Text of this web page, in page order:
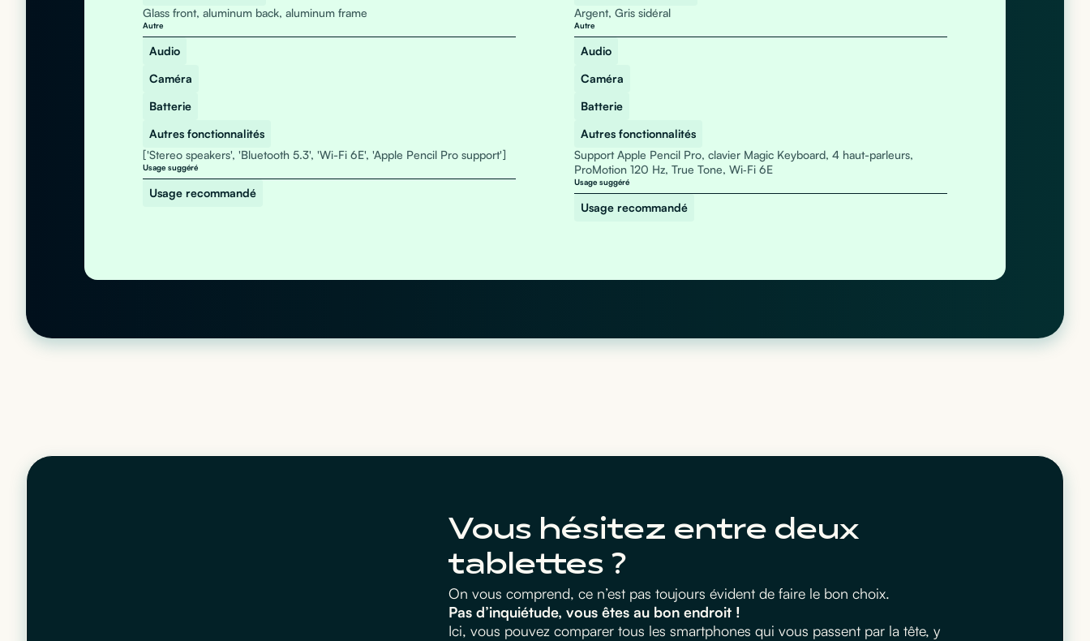
Glass front, aluminum back, aluminum frame
Autre
Audio
Caméra
Batterie
Autres fonctionnalités
['Stereo speakers', 'Bluetooth 5.3', 'Wi-Fi 6E', 'Apple Pencil Pro support']
Usage suggéré
Usage recommandé
Argent, Gris sidéral
Autre
Audio
Caméra
Batterie
Autres fonctionnalités
Support Apple Pencil Pro, clavier Magic Keyboard, 4 haut-parleurs,
ProMotion 120 Hz, True Tone, Wi‑Fi 6E
Usage suggéré
Usage recommandé
Vous hésitez entre deux
tablettes ?
On vous comprend, ce n’est pas toujours évident de faire le bon choix.
Pas d’inquiétude, vous êtes au bon endroit !
Ici, vous pouvez comparer tous les smartphones qui vous passent par la tête, y